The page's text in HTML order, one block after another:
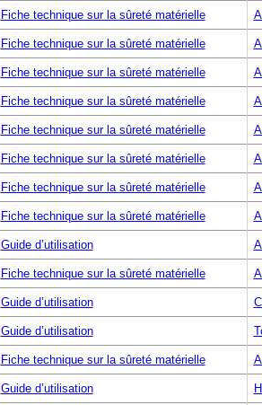
Fiche technique sur la sûreté matérielle
Fiche technique sur la sûreté matérielle
Fiche technique sur la sûreté matérielle
Fiche technique sur la sûreté matérielle
Fiche technique sur la sûreté matérielle
Fiche technique sur la sûreté matérielle
Fiche technique sur la sûreté matérielle
Fiche technique sur la sûreté matérielle
Guide d’utilisation
Fiche technique sur la sûreté matérielle
Guide d’utilisation
Guide d’utilisation
Fiche technique sur la sûreté matérielle
Guide d’utilisation